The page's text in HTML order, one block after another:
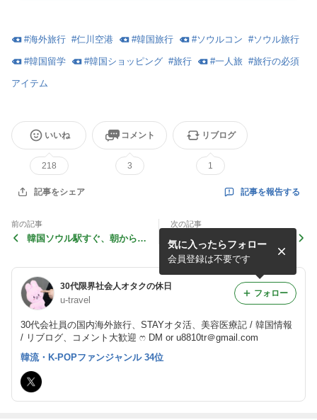
#海外旅行 #仁川空港 #韓国旅行 #ソウルコン #ソウル旅行
#韓国留学 #韓国ショッピング #旅行 #一人旅 #旅行の必須
アイテム
いいね
218
コメント
3
リブログ
1
記事をシェア 記事を報告する
前の記事
韓国ソウル駅すぐ、朝からや
次の記事
韓国KSPOドーム・オリンピ
ック公演周辺カフェ＆ごはん
- 聖地巡礼 オタ活旅行
30代限界社会人オタクの休日
u-travel
30代会社員の国内海外旅行、STAYオタ活、美容医療記 / 韓国情報
/ リブログ、コメント大歓迎 ෆ DM or u8810tr＠gmail.com
気に入ったらフォロー
会員登録は不要です
フォロー
韓流・K-POPファンジャンル 34位